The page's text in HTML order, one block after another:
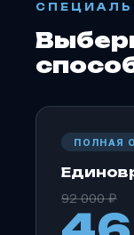
ПОЛНАЯ
92 000 ₽